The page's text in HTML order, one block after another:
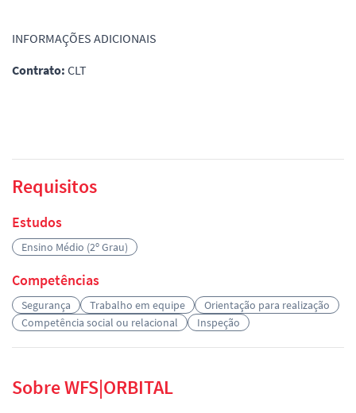
INFORMAÇÕES ADICIONAIS
Contrato: CLT
Requisitos
Estudos
Ensino Médio (2º Grau)
Competências
Segurança Trabalho em equipe
Orientação para realização
Competência social ou relacional
Inspeção
Sobre WFS|ORBITAL